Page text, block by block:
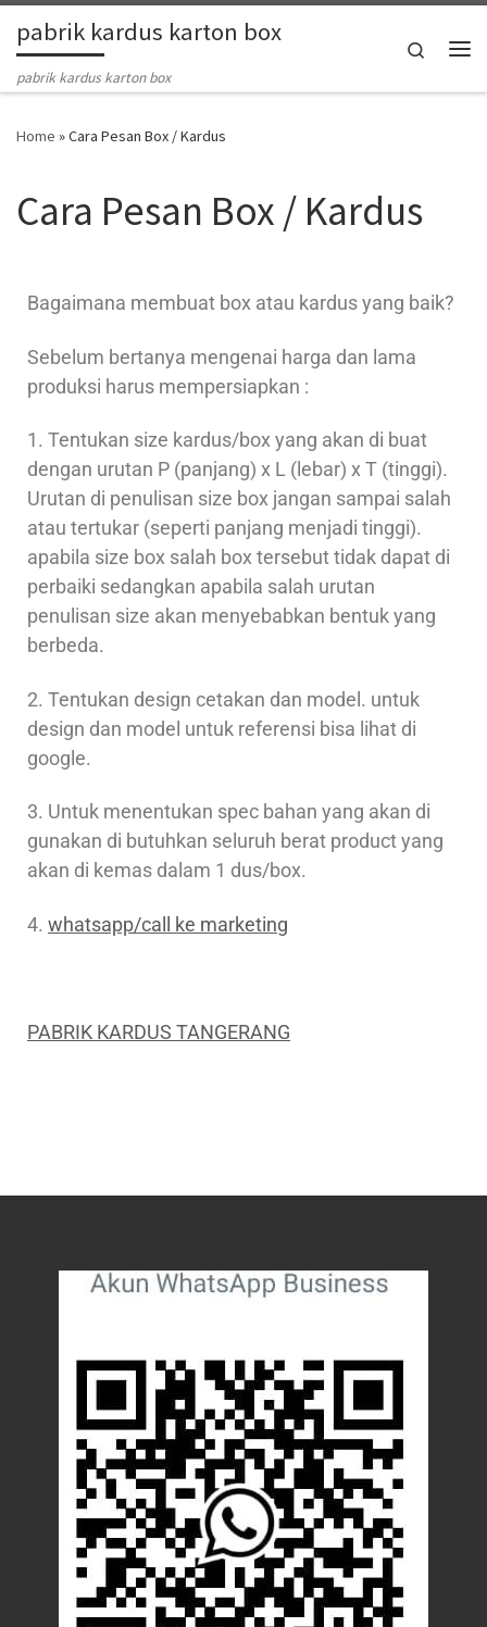
Skip to content
pabrik kardus karton box
pabrik kardus karton box
Search
Home »Cara Pesan Box / Kardus
Cara Pesan Box / Kardus
Bagaimana membuat box atau kardus yang baik?
Sebelum bertanya mengenai harga dan lama
produksi harus mempersiapkan :
1. Tentukan size kardus/box yang akan di buat
dengan urutan P (panjang) x L (lebar) x T (tinggi).
Urutan di penulisan size box jangan sampai salah
atau tertukar (seperti panjang menjadi tinggi).
apabila size box salah box tersebut tidak dapat di
perbaiki sedangkan apabila salah urutan
penulisan size akan menyebabkan bentuk yang
berbeda.
2. Tentukan design cetakan dan model. untuk
design dan model untuk referensi bisa lihat di
google.
3. Untuk menentukan spec bahan yang akan di
gunakan di butuhkan seluruh berat product yang
akan di kemas dalam 1 dus/box.
4. whatsapp/call ke marketing
PABRIK KARDUS TANGERANG